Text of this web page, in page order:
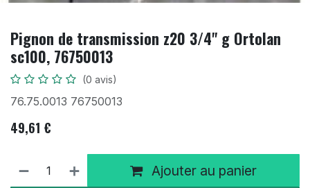
Pignon de transmission z20 3/4" g Ortolan
sc100, 76750013
(0 avis)
76.75.0013 76750013
49,61 €
Ajouter au panier